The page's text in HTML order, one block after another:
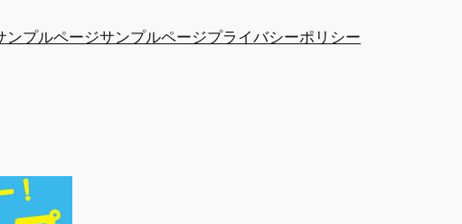
ンプルページサンプルページプライバシーポリシー